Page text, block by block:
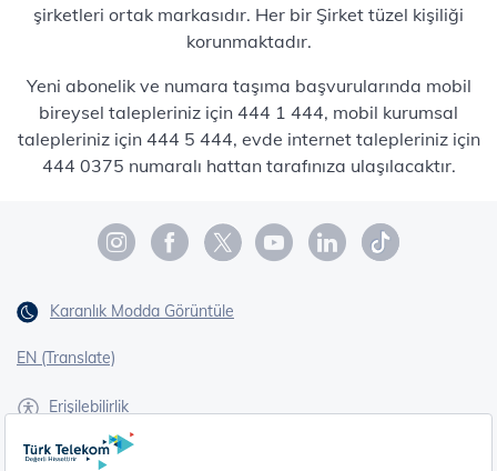
şirketleri ortak markasıdır. Her bir Şirket tüzel kişiliği
korunmaktadır.
Yeni abonelik ve numara taşıma başvurularında mobil
bireysel talepleriniz için 444 1 444, mobil kurumsal
talepleriniz için 444 5 444, evde internet talepleriniz için
444 0375 numaralı hattan tarafınıza ulaşılacaktır.
Karanlık Modda Görüntüle
EN (Translate)
Erişilebilirlik
İşaret Dili Çevirisi